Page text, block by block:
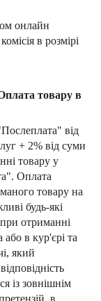
онлайн
в розмірі
товару в
від
+ 2% від суми
товару у
Оплата
товару на
будь-які
отриманні
або в кур'єрі та
який
із зовнішнім
в